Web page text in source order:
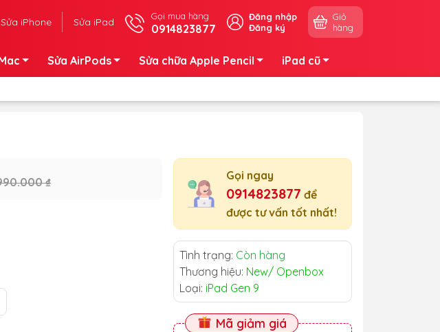
Sửa iPhone Sửa iPad Gọi mua hàng
0914823877
Đăng nhập
Đăng ký
Giỏ
hàng
Sửa AirPods Sửa chữa Apple Pencil iPad cũ
₫ Gọi ngay
0914823877 để
được tư vấn tốt nhất!
Tình trạng: Còn hàng
Thương hiệu: New/ Openbox
Loại: iPad Gen 9
Mã giảm giá